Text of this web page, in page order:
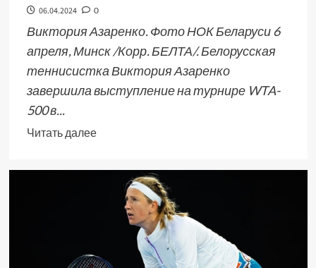
06.04.2024 0
Виктория Азаренко. Фото НОК Беларуси 6
апреля, Минск /Корр. БЕЛТА/. Белорусская
теннисистка Виктория Азаренко
завершила выступление на турнире WTA-
500 в...
Читать далее